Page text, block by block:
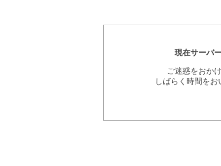
現在サーバ
ご迷惑をおか
しばらく時間を